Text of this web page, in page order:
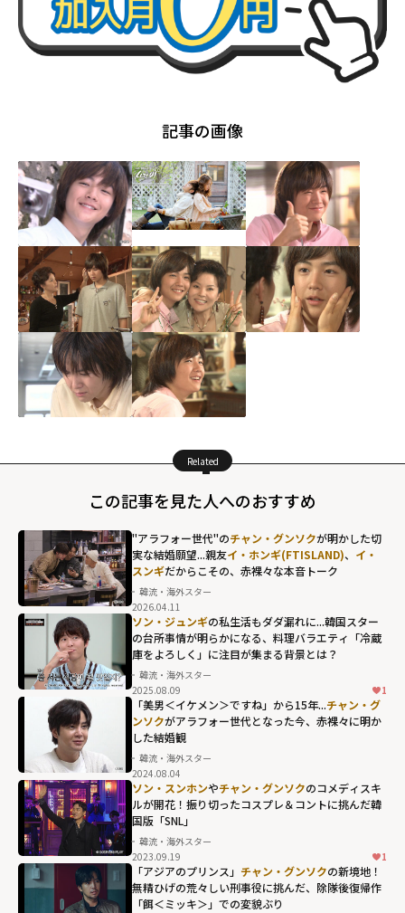
記事の画像
Related
この記事を見た人へのおすすめ
チャン・グンソ
クが明かした切
実な結婚願望...親
友イ・ホンギ
(FTISLAND)
イ・スンギだか
らこその、赤
裸々な本音トー
ク" width="304"
height="203"
loading="lazy"
fetchpriority="h
igh">
"アラフォー世代"のチャン・グンソクが明かした切
実な結婚願望...親友イ・ホンギ(FTISLAND)、 イ・
スンギだからこその、赤裸々な本音トーク
韓流・海外スター
2026.04.11
ソン・ジュンギの私生活もダダ漏れに...韓国スター
の台所事情が明らかになる、料理バラエティ「冷蔵
庫をよろしく」に注目が集まる背景とは？
韓流・海外スター
2025.08.09
1
「美男＜イケメン＞ですね」から15年...チャン・グ
ンソクがアラフォー世代となった今、赤裸々に明か
した結婚観
韓流・海外スター
2024.08.04
ソン・スンホンやチャン・グンソクのコメディスキ
ルが開花！振り切ったコスプレ＆コントに挑んだ韓
国版「SNL」
韓流・海外スター
2023.09.19
1
「アジアのプリンス」 チャン・グンソクの新境地！
無精ひげの荒々しい刑事役に挑んだ、除隊後復帰作
「餌＜ミッキ＞」での変貌ぶり